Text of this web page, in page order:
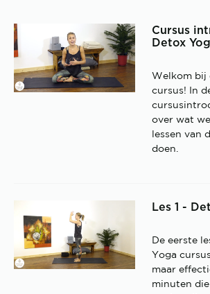
Cursus
Detox
Welkom bij
cursus! In
over wat
lessen van
doen.
Les 1 -
De eerste
Yoga
maar
minuten